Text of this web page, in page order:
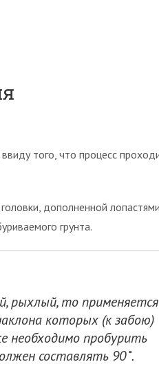
того, что процесс
дополненной
грунта.
рыхлый, то применяется
которых (к забою)
необходимо пробурить
составлять 90˚.